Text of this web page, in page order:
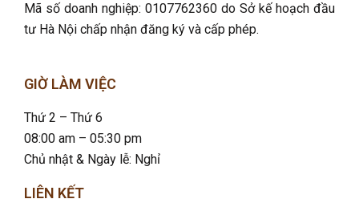
Mã số doanh nghiệp: 0107762360 do Sở kế hoạch đầu
tư Hà Nội chấp nhận đăng ký và cấp phép.
GIỜ LÀM VIỆC
Thứ 2 – Thứ 6
08:00 am – 05:30 pm
Chủ nhật & Ngày lễ: Nghỉ
LIÊN KẾT